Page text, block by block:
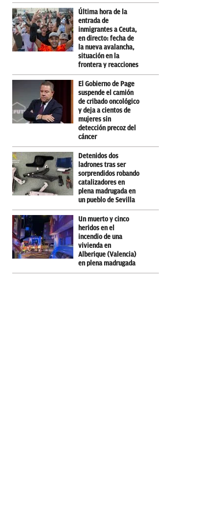
Última hora de la
entrada de
inmigrantes a Ceuta,
en directo: fecha de
la nueva avalancha,
situación en la
frontera y reacciones
El Gobierno de Page
suspende el camión
de cribado oncológico
y deja a cientos de
mujeres sin
detección precoz del
cáncer
Detenidos dos
ladrones tras ser
sorprendidos robando
catalizadores en
plena madrugada en
un pueblo de Sevilla
Un muerto y cinco
heridos en el
incendio de una
vivienda en
Alberique (Valencia)
en plena madrugada